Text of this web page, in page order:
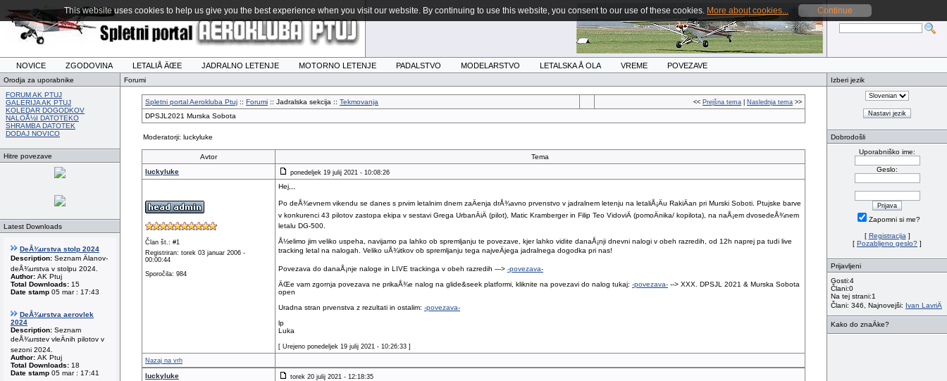
NOVICE ZGODOVINA LETALIÅ ÄŒE JADRALNO LETENJE MOTORNO LETENJE PADALSTVO MODELARSTVO LETALSKA Å OLA VREME POVEZAVE
Orodja za uporabnike
FORUM AK PTUJ
GALERIJA AK PTUJ
KOLEDAR DOGODKOV
NALOÅ½I DATOTEKO
SHRAMBA DATOTEK
DODAJ NOVICO
Hitre povezave
Latest Downloads
DeÅ¾urstva stolp 2024
Description: Seznam Älanov-
deÅ¾urstva v stolpu 2024.
Author: AK Ptuj
Total Downloads: 15
Date stamp 05 mar : 17:43
DeÅ¾urstva aerovlek
2024
Description: Seznam
deÅ¾urstev vleÄnih pilotov v
sezoni 2024.
Author: AK Ptuj
Total Downloads: 18
Date stamp 05 mar : 17:41
Forumi
Spletni portal Aerokluba Ptuj :: Forumi :: Jadralska sekcija :: Tekmovanja << Prejšna tema Naslednja tema >>
DPSJL2021 Murska Sobota
Moderatorji: luckyluke
Avtor
Tema
luckyluke
ponedeljek 19 julij 2021 - 10:08:26
Član št.: #1
Registriran: torek 03 januar 2006 -
00:00:44
Sporočila: 984
Hej,,,
Po deÅ¾evnem vikendu se danes s prvim letalnim dnem zaÄenja drÅ¾avno prvenstvo v jadralnem letenju na letaliÅ¡Äu RakiÄan pri Murski Soboti. Ptujske barve
v konkurenci 43 pilotov zastopa ekipa v sestavi Grega UrbanÄiÄ (pilot), Matic Kramberger in Filip Teo VidoviÄ (pomoÄnika/ kopilota), na naÅ¡em dvosedeÅ¾nem
letalu DG-500.
Å½elimo jim veliko uspeha, navijamo pa lahko ob spremljanju te povezave, kjer lahko vidite danaÅ¡nji dnevni nalogi v obeh razredih, od 12h naprej pa tudi live
tracking letal na nalogah. Veliko uÅ¾itkov ob spremljanju tega najveÄjega jadralnega dogodka pri nas!
Povezava do danaÅ¡nje naloge in LIVE trackinga v obeh razredih ---> -povezava-
ÄŒe vam zgornja povezava ne prikaÅ¾e nalog na glide&seek platformi, kliknite na povezavi do nalog tukaj: -povezava- --> XXX. DPSJL 2021 & Murska Sobota
open
Uradna stran prvenstva z rezultati in ostalim: -povezava-
lp
Luka
[ Urejeno ponedeljek 19 julij 2021 - 10:26:33 ]
Nazaj na vrh
luckyluke torek 20 julij 2021 - 12:18:35
Izberi jezik
Nastavi jezik
Dobrodošli
Uporabniško ime:
Geslo:
Zapomni si me?
[ Registracija ]
[ Pozabljeno geslo? ]
Prijavljeni
Gosti:4
Člani:0
Na tej strani:1
Člani: 346, Najnovejši: Ivan LavriÄ
Kako do znaÄke?
This website uses cookies to help us give you the best experience when you visit our website. By continuing to use this website, you consent to our use of these cookies. More about cookies... Continue